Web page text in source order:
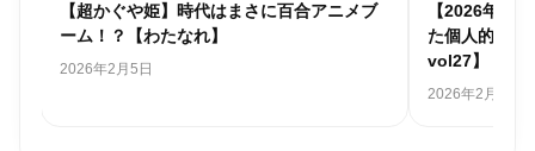
【超かぐや姫】時代はまさに百合アニメブ
ーム！？【わたなれ】
2026年2月5日
【2026年ア
た個人的アニ
vol27】
2026年2月1日